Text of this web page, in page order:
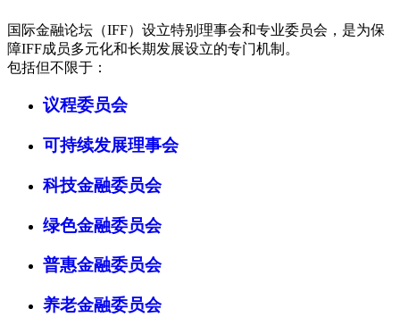
国际金融论坛（IFF）设立特别理事会和专业委员会，是为保
障IFF成员多元化和长期发展设立的专门机制。
包括但不限于：
议程委员会
可持续发展理事会
科技金融委员会
绿色金融委员会
普惠金融委员会
养老金融委员会